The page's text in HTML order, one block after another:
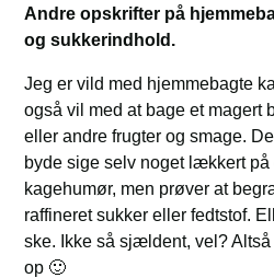
Andre opskrifter på
og sukkerindhold.
Jeg er vild med hjemmebagte
også vil med at bage et magert
eller andre frugter og smage.
byde sige selv noget lækkert på
kagehumør, men prøver at
raffineret sukker eller fedtstof.
ske. Ikke så sjældent, vel?
op 🙂